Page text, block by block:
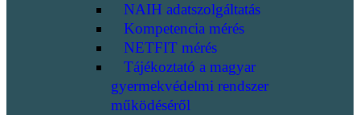
NAIH adatszolgáltatás
Kompetencia mérés
NETFIT mérés
Tájékoztató a magyar
gyermekvédelmi rendszer
működéséről